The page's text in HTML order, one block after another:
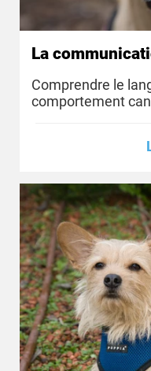
La
Comprendre le
comportement